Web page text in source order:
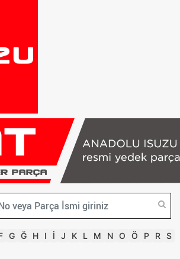
G Ğ H I İ J K L M N O Ö P R S